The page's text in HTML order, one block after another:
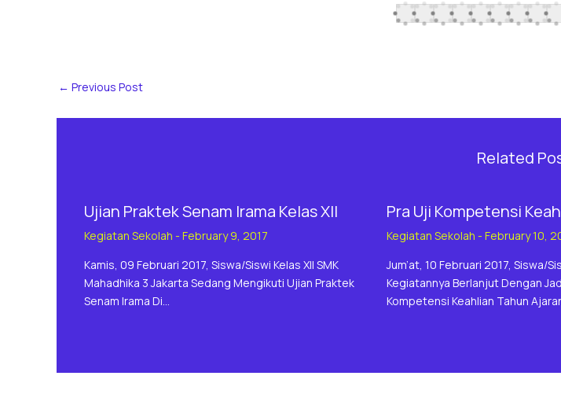
← Previous Post
Related
Ujian Praktek Senam Irama Kelas XII
Kegiatan Sekolah - February 9, 2017
Kamis, 09 Februari 2017, Siswa/siswi Kelas XII SMK
Mahadhika 3 Jakarta Sedang Mengikuti Ujian Praktek
Senam Irama Di…
Pra Uji Kompetensi
Kegiatan Sekolah - February 10,
Jum’at, 10 Februari 2017, Siswa/
Kegiatannya Berlanjut Dengan
Kompetensi Keahlian Tahun